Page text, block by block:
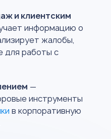
и клиентским
информацию о
жалобы,
для работы с
—
инструменты
в корпоративную